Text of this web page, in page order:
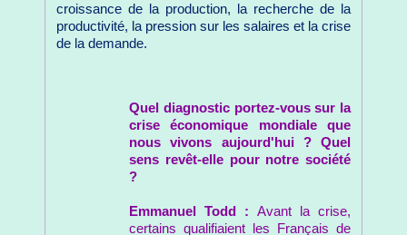
croissance de la production, la recherche de la
productivité, la pression sur les salaires et la crise
de la demande.
Quel diagnostic portez-vous sur la
crise économique mondiale que
nous vivons aujourd'hui ? Quel
sens revêt-elle pour notre société
?
Emmanuel Todd : Avant la crise,
certains qualifiaient les Français de